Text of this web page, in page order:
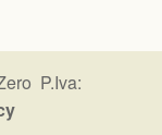
P.Iva: